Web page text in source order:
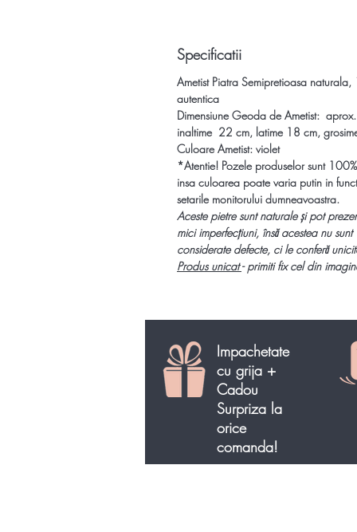
Specificatii
Ametist Piatra Semipretioasa naturala,
autentica
Dimensiune Geoda de Ametist: aprox.
inaltime 22 cm, latime 18 cm,
Culoare Ametist: violet
*Atentie! Pozele produselor sunt
insa culoarea poate varia putin in
setarile monitorului dumneavoastra.
Aceste pietre sunt naturale și pot
mici imperfecțiuni, însă acestea nu sunt
considerate defecte, ci le conferă
Produs unicat- primiti fix cel din
Impachetate
cu grija +
Cadou
Surpriza la
orice
comanda!